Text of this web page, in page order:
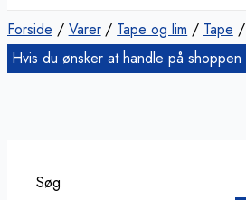
Forside Varer Tape og lim Tape
Søg